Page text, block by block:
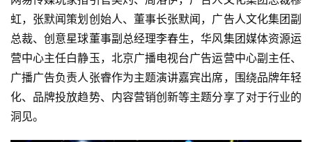
虹，张默闻策划创始人、董事长张默闻，广告人文化集团副
总裁、创意星球董事副总经理李春生，华风集团媒体资源运
营中心主任白静玉，北京广播电视台广告运营中心副主任、
广播广告负责人张睿作为主题演讲嘉宾出席，围绕品牌年轻
化、品牌投放趋势、内容营销创新等主题分享了对于行业的
洞见。